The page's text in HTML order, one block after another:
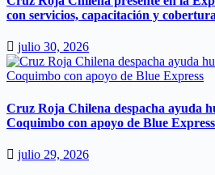
con servicios, capacitación y
julio 30, 2026
Cruz Roja Chilena despacha ayuda
Coquimbo con apoyo de Blue Express
julio 29, 2026